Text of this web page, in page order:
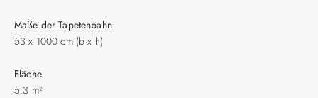
Maße der Tapetenbahn
53 x 1000 cm (b x h)
Fläche
5.3 m²